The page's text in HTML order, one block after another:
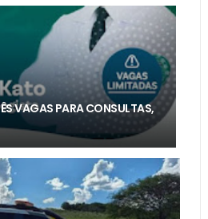
VAGAS PARA CONSULTAS,